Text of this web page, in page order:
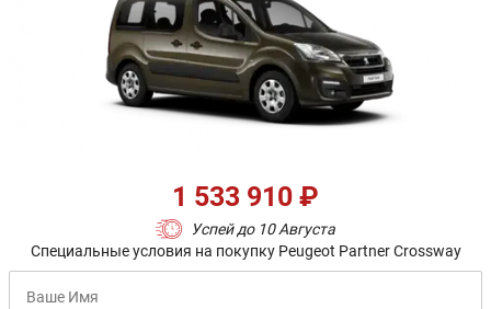
Успей до 10 Августа
1 533 910 ₽
Специальные условия на покупку Peugeot Partner Crossway